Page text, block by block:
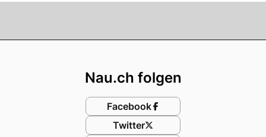
Nau.ch folgen
Facebook
Twitter